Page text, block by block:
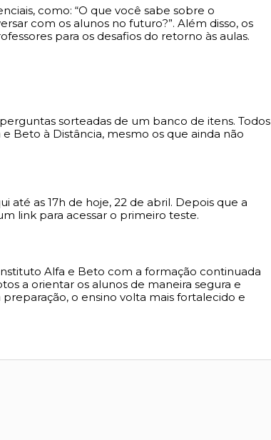
como: “O que você sabe sobre o
com os alunos no futuro?”. Além disso, os
para os desafios do retorno às aulas.
sorteadas de um banco de itens. Todos
Beto à Distância, mesmo os que ainda não
até as 17h de hoje, 22 de abril. Depois que a
link para acessar o primeiro teste.
Alfa e Beto com a formação continuada
a orientar os alunos de maneira segura e
o ensino volta mais fortalecido e